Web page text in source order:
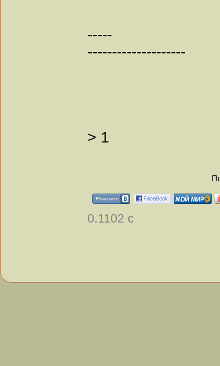
-----
--------------------
> 1
0.1102 с